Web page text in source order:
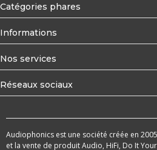
Catégories phares
Informations
Nos services
Réseaux sociaux
Audiophonics est une société créée en
et la vente de produit Audio, HiFi, Do It